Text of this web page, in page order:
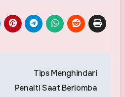
Tips Menghindari
Penalti Saat Berlomba